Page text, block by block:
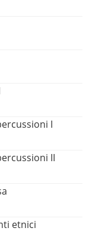
I
II
etnici